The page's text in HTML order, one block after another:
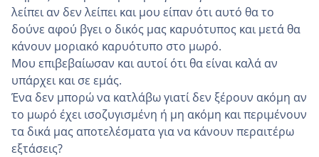
λείπει αν δεν λείπει και μου είπαν ότι αυτό θα το
δούνε αφού βγει ο δικός μας καρυότυπος και μετά θα
κάνουν μοριακό καρυότυπο στο μωρό.
Μου επιβεβαίωσαν και αυτοί ότι θα είναι καλά αν
υπάρχει και σε εμάς.
Ένα δεν μπορώ να κατλάβω γιατί δεν ξέρουν ακόμη αν
το μωρό έχει ισοζυγισμένη ή μη ακόμη και περιμένουν
τα δικά μας αποτελέσματα για να κάνουν περαιτέρω
εξτάσεις?